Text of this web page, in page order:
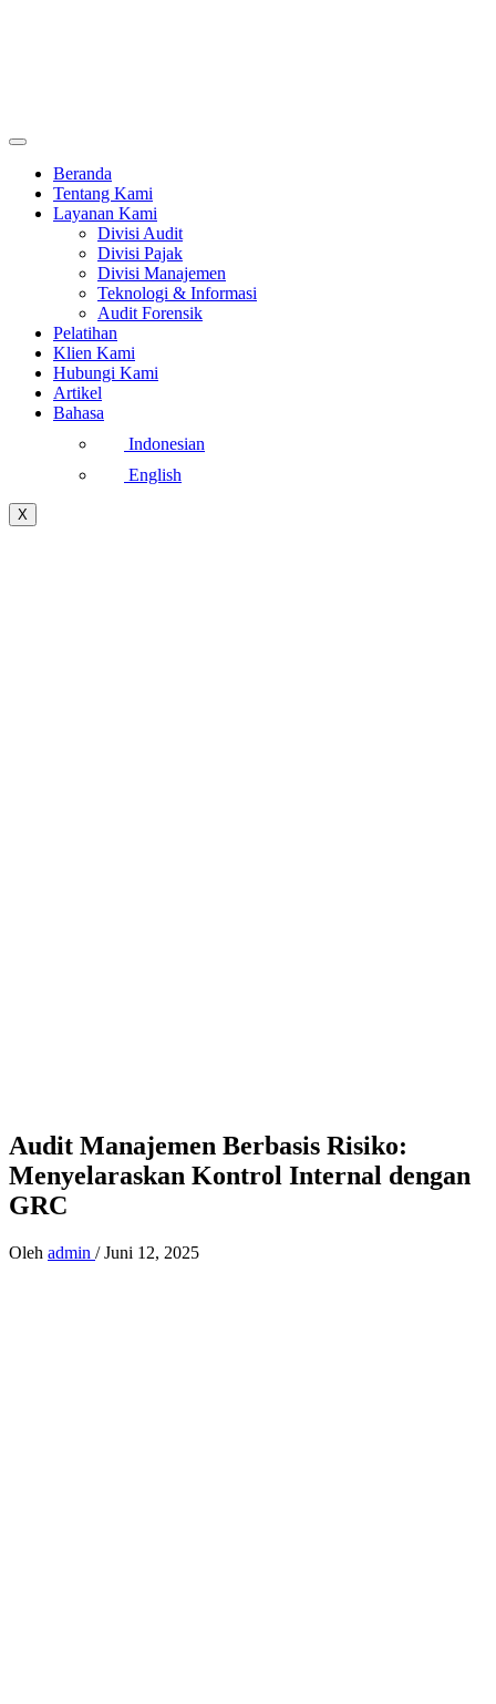
Beranda
Tentang Kami
Layanan Kami
Divisi Audit
Divisi Pajak
Divisi Manajemen
Teknologi & Informasi
Audit Forensik
Pelatihan
Klien Kami
Hubungi Kami
Artikel
Bahasa
Indonesian
English
X
Audit Manajemen Berbasis Risiko:
Menyelaraskan Kontrol Internal dengan
GRC
Oleh admin /Juni 12, 2025